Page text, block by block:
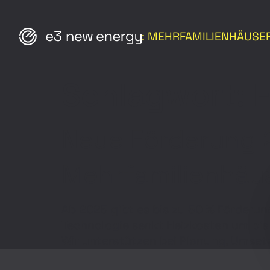
:
Neue
Ab 2025 gibt es bis zu 50 %
Technologie senkt Heiz­kosten um
Wir unterstützen bei Planung,